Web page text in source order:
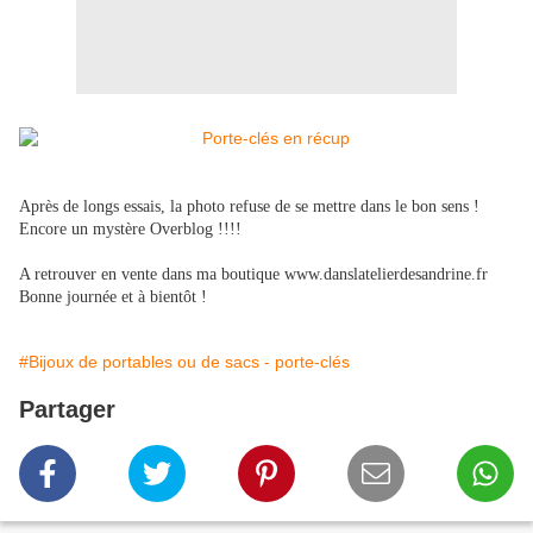
Après de longs essais, la photo refuse de se mettre dans le bon sens !
Encore un mystère Overblog !!!!
A retrouver en vente dans ma boutique www.danslatelierdesandrine.fr
Bonne journée et à bientôt !
#Bijoux de portables ou de sacs - porte-clés
Partager